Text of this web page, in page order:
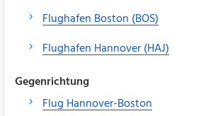
Flughafen Boston (BOS)
Flughafen Hannover (HAJ)
Gegenrichtung
Flug Hannover-Boston